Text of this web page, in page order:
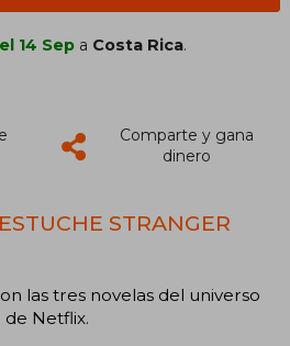
el 14 Sep a Costa Rica.
Comparte y gana
dinero
STRANGER
las tres novelas del universo
Netflix.